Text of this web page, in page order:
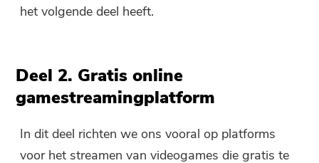
het volgende deel heeft.
Deel 2. Gratis online
gamestreamingplatform
In dit deel richten we ons vooral op platforms
voor het streamen van videogames die gratis te
Je bent bijna klaar.
en nieuws over iMyMac-apps.
worden Deze software kan
alleen worden gedownload en
mailadres invoeren om de